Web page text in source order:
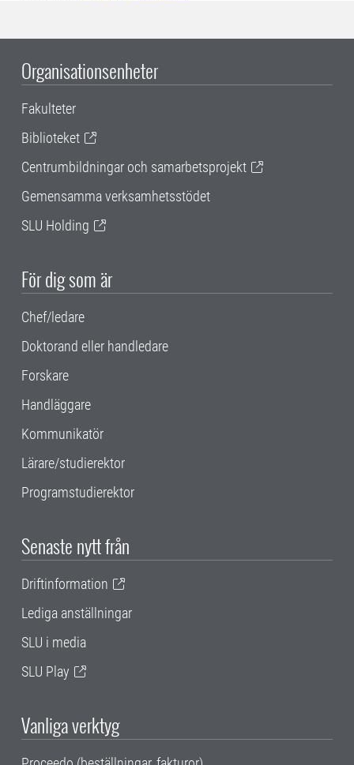
Organisationsenheter
Fakulteter
Biblioteket
Centrumbildningar och samarbetsprojekt
Gemensamma verksamhetsstödet
SLU Holding
För dig som är
Chef/ledare
Doktorand eller handledare
Forskare
Handläggare
Kommunikatör
Lärare/studierektor
Programstudierektor
Senaste nytt från
Driftinformation
Lediga anställningar
SLU i media
SLU Play
Vanliga verktyg